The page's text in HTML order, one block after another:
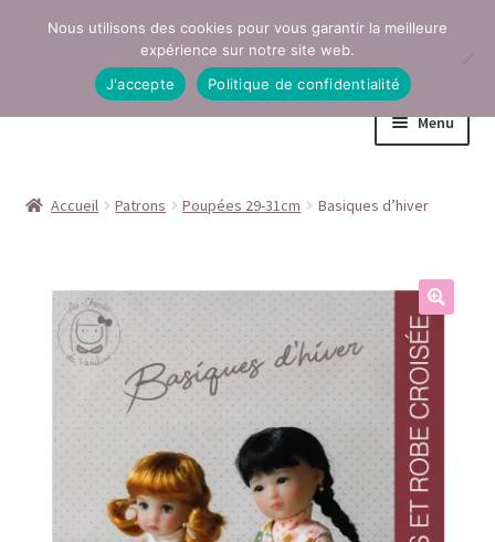
Aller
navigation
Aller
Menu
Contact
Mentions légales
Page Boutique
Panier
Accueil Patrons Poupées 29-31cm Basiques d’hiver
Nous utilisons des cookies pour vous garantir la meilleure
expérience sur notre site web.
J'accepte
Politique de confidentialité